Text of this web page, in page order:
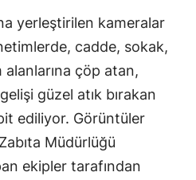
yerleştirilen kameralar
cadde, sokak,
çöp atan,
güzel atık bırakan
ediliyor. Görüntüler
Müdürlüğü
ekipler tarafından